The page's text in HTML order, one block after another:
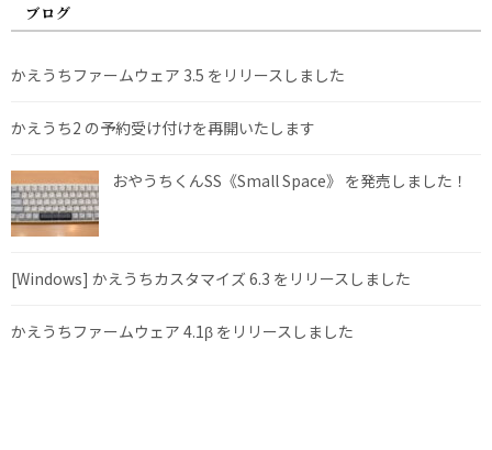
ブログ
かえうちファームウェア 3.5 をリリースしました
かえうち2 の予約受け付けを再開いたします
おやうちくんSS《Small Space》 を発売しました！
[Windows] かえうちカスタマイズ 6.3 をリリースしました
かえうちファームウェア 4.1β をリリースしました